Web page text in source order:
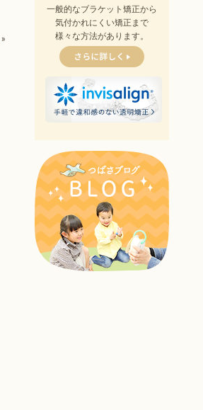
»
一般的なブラケット矯正から
気付かれにくい矯正まで
様々な方法があります。